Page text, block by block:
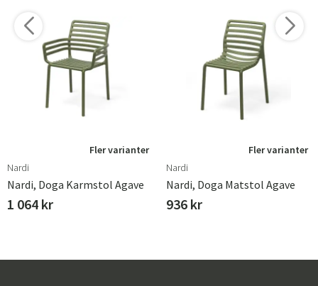
Fler varianter
Nardi
Nardi, Doga Karmstol Agave
1 064 kr
Fler varianter
Nardi
Nardi, Doga Matstol Agave
936 kr